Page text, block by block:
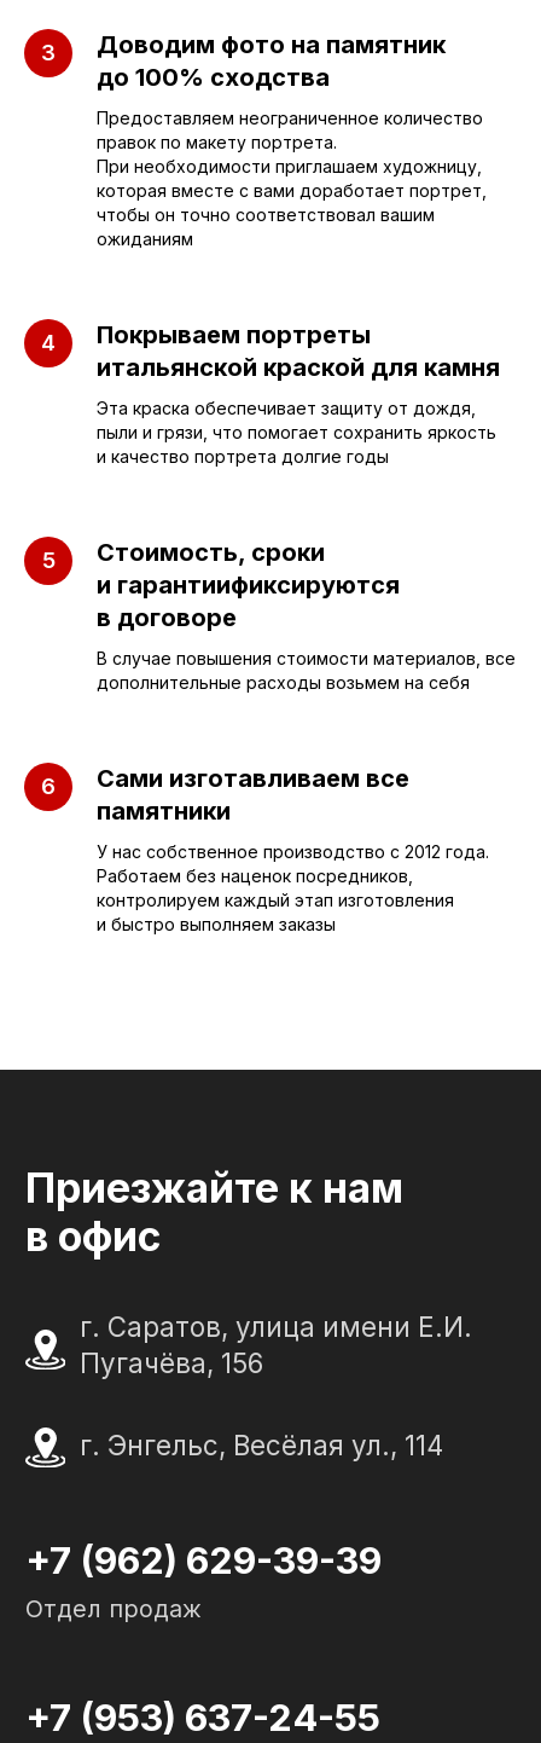
Доводим фото на памятник
до 100% сходства
Предоставляем неограниченное количество
правок по макету портрета.
При необходимости приглашаем художницу,
которая вместе с вами доработает портрет,
чтобы он точно соответствовал вашим
ожиданиям
Покрываем портреты
итальянской краской для камня
Эта краска обеспечивает защиту от дождя,
пыли и грязи, что помогает сохранить яркость
и качество портрета долгие годы
Стоимость, сроки
и гарантиификсируются
в договоре
В случае повышения стоимости материалов, все
дополнительные расходы возьмем на себя
Сами изготавливаем все
памятники
У нас собственное производство с 2012 года.
Работаем без наценок посредников,
контролируем каждый этап изготовления
и быстро выполняем заказы
ПАМЯТНИКИ
Вертикальные
Горизонтальные
Комплексы
Элитные
СЛЕЗА В
ИНФОРМАЦИЯ
3D макеты
Отзывы
Наши работы
Благоустройство
установка
Правила